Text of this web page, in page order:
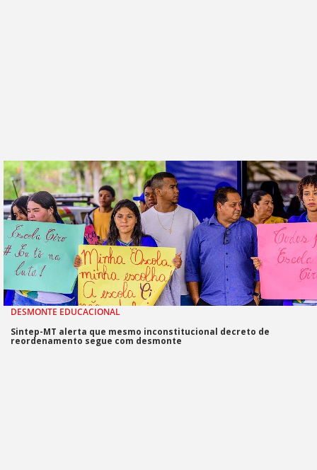
DESMONTE EDUCACIONAL
Sintep-MT alerta que mesmo inconstitucional decreto de
reordenamento segue com desmonte